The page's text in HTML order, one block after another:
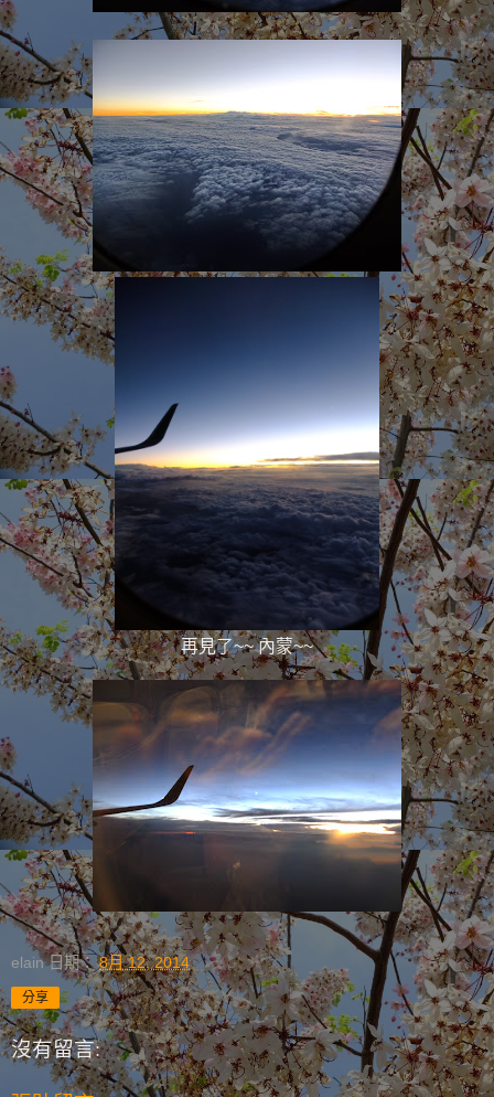
再見了~~ 內蒙~~
elain 日期：8月 12, 2014
分享
沒有留言: